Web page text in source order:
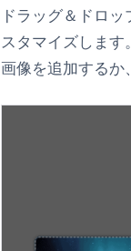
ドラッグ＆ドロッ
スタマイズします。
画像を追加するか